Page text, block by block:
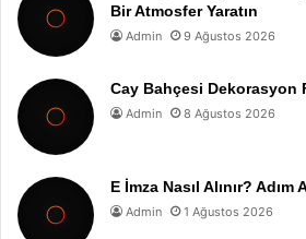
Bir Atmosfer Yaratın
Admin 9 Ağustos 2026
Cay Bahçesi Dekorasyon
Admin 8 Ağustos 2026
E İmza Nasıl Alınır?
Admin 1 Ağustos 2026